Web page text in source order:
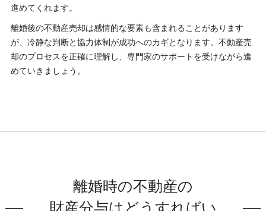
進めてくれます。
離婚後の不動産売却は感情的な要素も含まれることがあります
が、冷静な判断と協力体制が成功へのカギとなります。不動産売
却のプロセスを正確に理解し、専門家のサポートを受けながら進
めていきましょう。
離婚時の不動産の